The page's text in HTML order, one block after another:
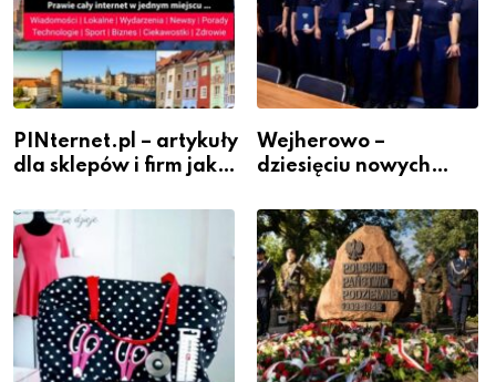
PINternet.pl – artykuły
dla sklepów i firm jako
widoczność
Wejherowo –
dziesięciu nowych
szeregach Komendy
Powiatowej